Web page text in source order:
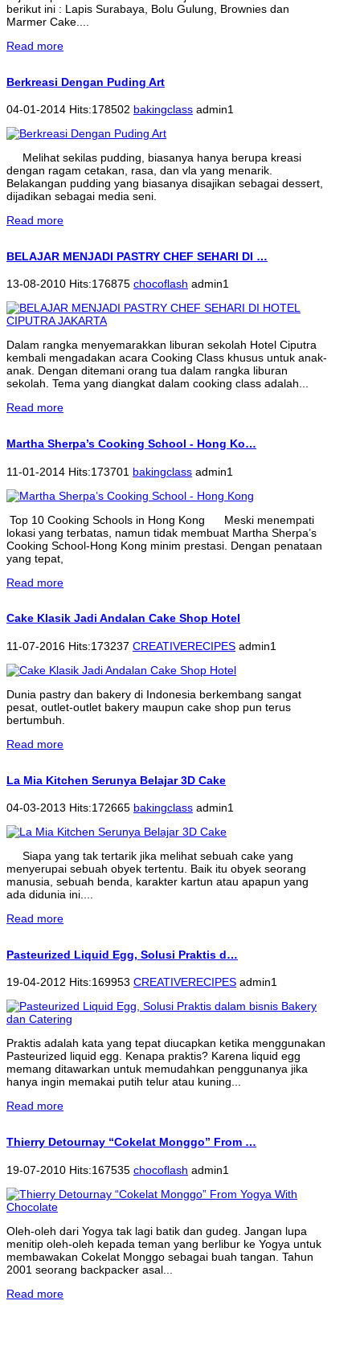
berikut ini : Lapis Surabaya, Bolu Gulung, Brownies dan
Marmer Cake....
Read more
Berkreasi Dengan Puding Art
04-01-2014 Hits:178502 bakingclass admin1
Melihat sekilas pudding, biasanya hanya berupa kreasi
dengan ragam cetakan, rasa, dan vla yang menarik.
Belakangan pudding yang biasanya disajikan sebagai dessert,
dijadikan sebagai media seni.
Read more
BELAJAR MENJADI PASTRY CHEF SEHARI DI …
13-08-2010 Hits:176875 chocoflash admin1
Dalam rangka menyemarakkan liburan sekolah Hotel Ciputra
kembali mengadakan acara Cooking Class khusus untuk anak-
anak. Dengan ditemani orang tua dalam rangka liburan
sekolah. Tema yang diangkat dalam cooking class adalah...
Read more
Martha Sherpa’s Cooking School - Hong Ko…
11-01-2014 Hits:173701 bakingclass admin1
Top 10 Cooking Schools in Hong Kong Meski menempati
lokasi yang terbatas, namun tidak membuat Martha Sherpa’s
Cooking School-Hong Kong minim prestasi. Dengan penataan
yang tepat,
Read more
Cake Klasik Jadi Andalan Cake Shop Hotel
11-07-2016 Hits:173237 CREATIVERECIPES admin1
Dunia pastry dan bakery di Indonesia berkembang sangat
pesat, outlet-outlet bakery maupun cake shop pun terus
bertumbuh.
Read more
La Mia Kitchen Serunya Belajar 3D Cake
04-03-2013 Hits:172665 bakingclass admin1
Siapa yang tak tertarik jika melihat sebuah cake yang
menyerupai sebuah obyek tertentu. Baik itu obyek seorang
manusia, sebuah benda, karakter kartun atau apapun yang
ada didunia ini....
Read more
Pasteurized Liquid Egg, Solusi Praktis d…
19-04-2012 Hits:169953 CREATIVERECIPES admin1
Praktis adalah kata yang tepat diucapkan ketika menggunakan
Pasteurized liquid egg. Kenapa praktis? Karena liquid egg
memang ditawarkan untuk memudahkan penggunanya jika
hanya ingin memakai putih telur atau kuning...
Read more
Thierry Detournay “Cokelat Monggo” From …
19-07-2010 Hits:167535 chocoflash admin1
Oleh-oleh dari Yogya tak lagi batik dan gudeg. Jangan lupa
menitip oleh-oleh kepada teman yang berlibur ke Yogya untuk
membawakan Cokelat Monggo sebagai buah tangan. Tahun
2001 seorang backpacker asal...
Read more